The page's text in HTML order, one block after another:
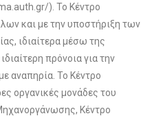
). Το Κέντρο
και με την υποστήριξη των
ιδιαίτερα μέσω της
πρόνοια για την
αναπηρία. Το Κέντρο
οργανικές μονάδες του
Κέντρο